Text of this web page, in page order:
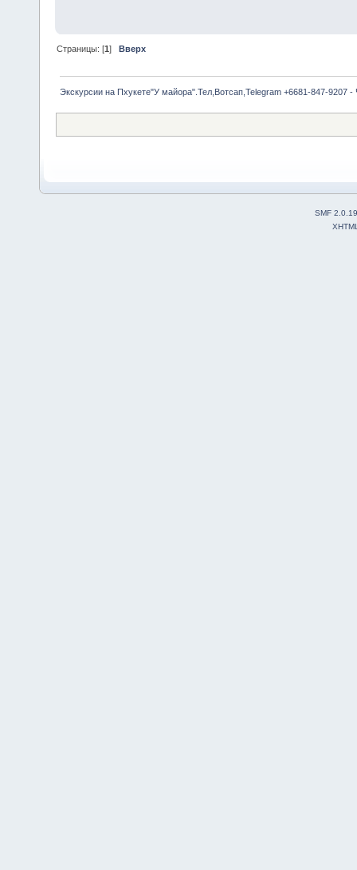
Страницы: [1]Вверх
Экскурсии на Пхукете"У майора".Тел,Вотсап,Telegram +6681-847-9207 -
SMF 2.0.19